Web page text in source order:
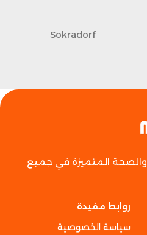
Sokradorf
والصحة المتميزة في جميع
روابط مفيدة
سياسة الخصوصية